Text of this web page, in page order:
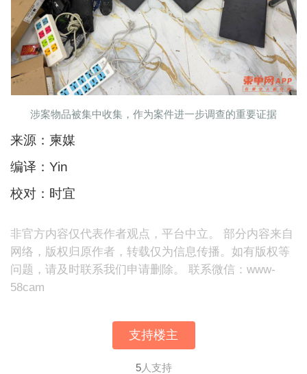
涉案物品被集中收集，作为案件进一步调查的重要证据
来源：柬媒
编译：Yin
校对：时宜
非官方内容仅代表作者观点，平台中立。 部分内容来自
网络，版权归原作者，转载仅为信息传播。如有版权等
问题，请及时联系我们申请删除。 联系微信：www-
58cam
支持楼主
5人支持